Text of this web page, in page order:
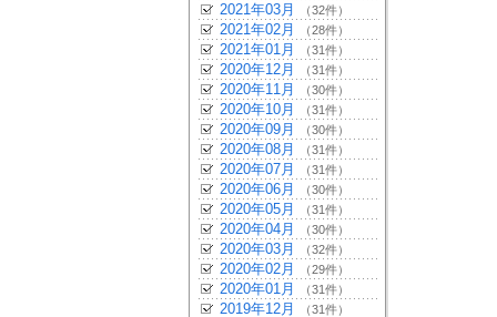
2021年03月 （32件）
2021年02月 （28件）
2021年01月 （31件）
2020年12月 （31件）
2020年11月 （30件）
2020年10月 （31件）
2020年09月 （30件）
2020年08月 （31件）
2020年07月 （31件）
2020年06月 （30件）
2020年05月 （31件）
2020年04月 （30件）
2020年03月 （32件）
2020年02月 （29件）
2020年01月 （31件）
2019年12月 （31件）